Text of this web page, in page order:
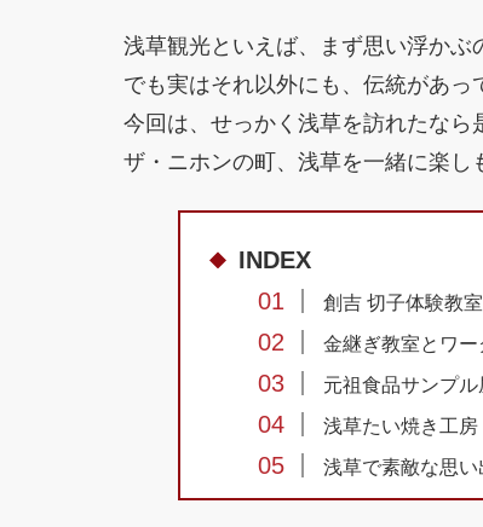
浅草観光といえば、まず思い浮かぶ
でも実はそれ以外にも、伝統があっ
今回は、せっかく浅草を訪れたな
ザ・ニホンの町、浅草を一緒に楽し
INDEX
01
創吉 切子体験教室
02 金継ぎ教室とワ
03 元祖食品サンプル
04 浅草たい焼き工房
05 浅草で素敵な思